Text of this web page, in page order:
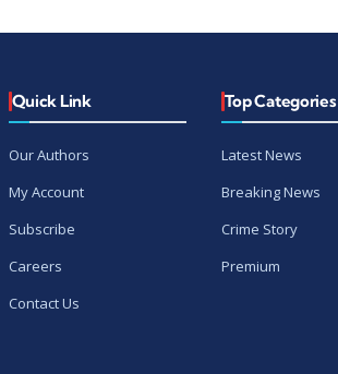
Quick Link
Our Authors
My Account
Subscribe
Careers
Contact Us
Top Categories
Latest News
Breaking News
Crime Story
Premium